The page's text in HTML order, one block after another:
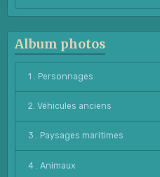
Album photos
1 . Personnages
2. Véhicules anciens
3 . Paysages maritimes
4 . Animaux